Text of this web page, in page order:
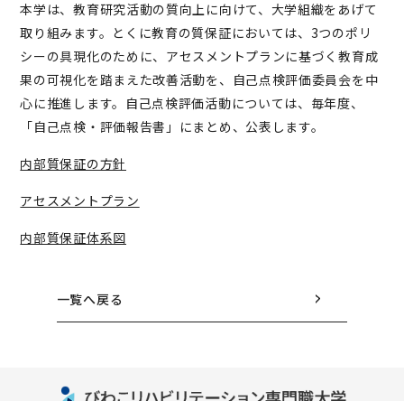
本学は、教育研究活動の質向上に向けて、大学組織をあげて
取り組みます。とくに教育の質保証においては、3つのポリ
シーの具現化のために、アセスメントプランに基づく教育成
果の可視化を踏まえた改善活動を、自己点検評価委員会を中
心に推進します。自己点検評価活動については、毎年度、
「自己点検・評価報告書」にまとめ、公表します。
内部質保証の方針
アセスメントプラン
内部質保証体系図
一覧へ戻る